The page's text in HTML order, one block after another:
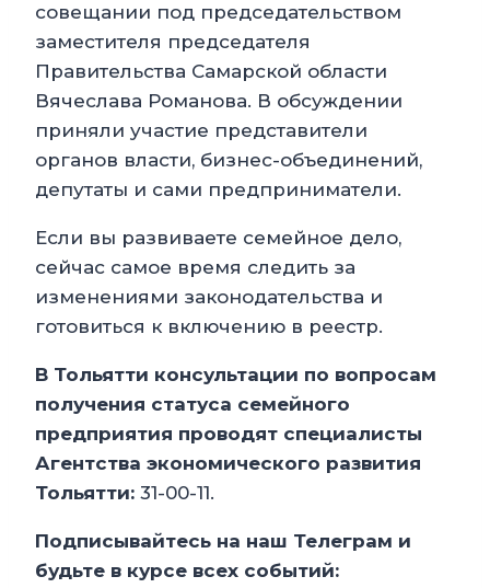
совещании под председательством
заместителя председателя
Правительства Самарской области
Вячеслава Романова. В обсуждении
приняли участие представители
органов власти, бизнес-объединений,
депутаты и сами предприниматели.
Если вы развиваете семейное дело,
сейчас самое время следить за
изменениями законодательства и
готовиться к включению в реестр.
В Тольятти консультации по вопросам
получения статуса семейного
предприятия проводят специалисты
Агентства экономического развития
Тольятти: 31-00-11.
Подписывайтесь на наш Телеграм и
будьте в курсе всех событий: